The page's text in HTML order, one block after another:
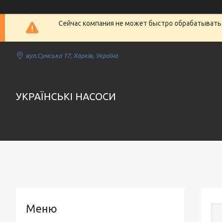
Сейчас компания не может быстро
вул.Сумська 17, Харків, Україна
УКРАЇНСЬКІ НАСОСИ